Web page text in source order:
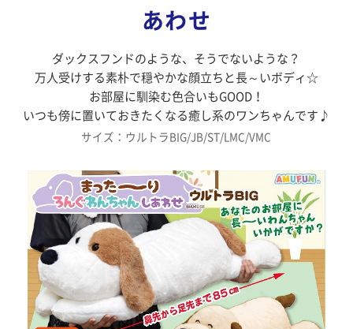
あわせ
ダックスフンドのような、そうでないような？
万人受けする素朴で穏やかな顔立ちと長～いボディ☆
お部屋に馴染む色合いもGOOD！
いつも傍に置いておきたくなる癒し系のワンちゃんです♪
サイズ：ウルトラBIG/JB/ST/LMC/VMC